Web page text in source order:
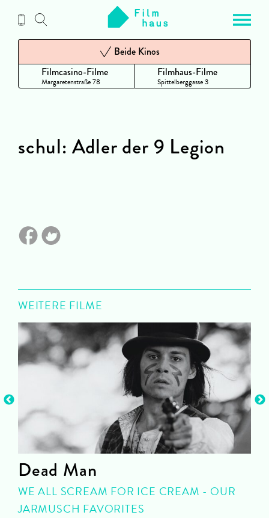
Inhalt
Filmcasino-Filme
Margaretenstraße 78
Beide Kinos
Filmhaus-Filme
Spittelberggasse 3
schul: Adler der 9 Legion
WEITERE FILME
Dead Man
WE ALL SCREAM FOR ICE CREAM - OUR
JARMUSCH FAVORITES